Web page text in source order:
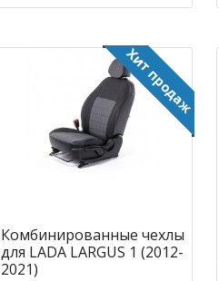
В корзину
Комбинированные чехлы
для LADA LARGUS 1 (2012-
2021)